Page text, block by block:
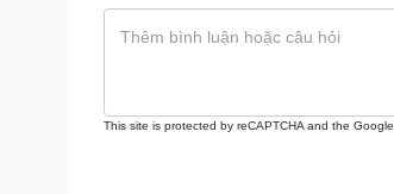
This site is protected by reCAPTCHA and the Google